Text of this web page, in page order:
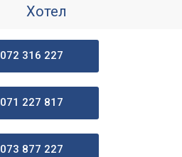
Хотел
072 316 227
071 227 817
073 877 227